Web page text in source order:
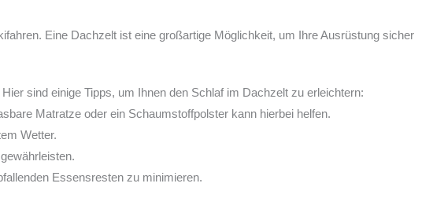
Eine Dachzelt ist eine großartige Möglichkeit, um Ihre Ausrüstung sicher
sind einige Tipps, um Ihnen den Schlaf im Dachzelt zu erleichtern:
Matratze oder ein Schaumstoffpolster kann hierbei helfen.
Wetter.
Essensresten zu minimieren.